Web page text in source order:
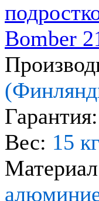
Гарантия:
Вес: 15 кг